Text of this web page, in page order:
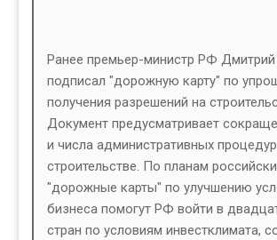
Ранее премьер-министр РФ
подписал "дорожную карту" по
получения разрешений на
Документ предусматривает
и числа административных
строительстве. По планам
"дорожные карты" по улучшению
бизнеса помогут РФ войти в
стран по условиям инвестклимата,